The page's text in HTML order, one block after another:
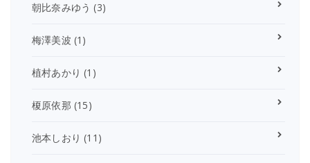
朝比奈みゆう (3)
梅澤美波 (1)
植村あかり (1)
榎原依那 (15)
池本しおり (11)